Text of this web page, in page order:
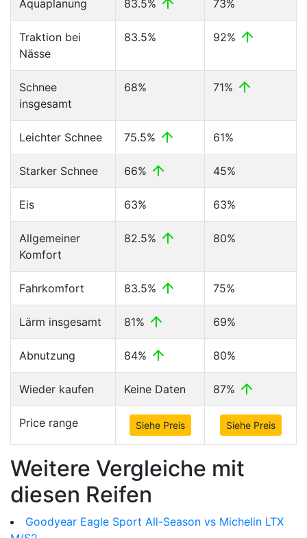
Aquaplanung 83.5% 73%
Traktion bei
Nässe
83.5% 92%
Schnee
insgesamt
68% 71%
Leichter Schnee 75.5% 61%
Starker Schnee 66% 45%
Eis 63% 63%
Allgemeiner
Komfort
82.5% 80%
Fahrkomfort 83.5% 75%
Lärm insgesamt 81% 69%
Abnutzung 84% 80%
Wieder kaufen Keine Daten 87%
Price range Siehe Preis Siehe Preis
Weitere Vergleiche mit
diesen Reifen
Goodyear Eagle Sport All-Season vs Michelin LTX